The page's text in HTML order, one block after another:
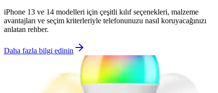
iPhone 13 ve 14 modelleri için çeşitli kılıf seçenekleri, malzeme
avantajları ve seçim kriterleriyle telefonunuzu nasıl koruyacağınızı
anlatan rehber.
Daha fazla bilgi edinin